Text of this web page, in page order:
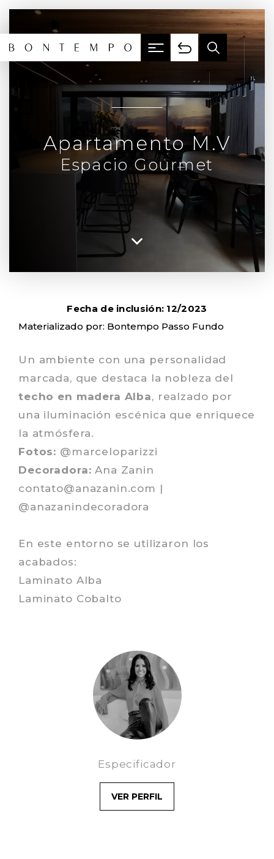
Apartamento M.V
Espacio Gourmet
Fecha de inclusión: 12/2023
Materializado por: Bontempo Passo Fundo
Un ambiente con una personalidad
marcada, que destaca la nobleza del
techo en madera Alba, realzado por
una iluminación escénica que enriquece
la atmósfera.
Fotos: @marceloparizzi
Decoradora: Ana Zanin
contato@anazanin.com |
@anazanindecoradora
En este entorno se utilizaron los
acabados:
Laminato Alba
Laminato Cobalto
Especificador
VER PERFIL